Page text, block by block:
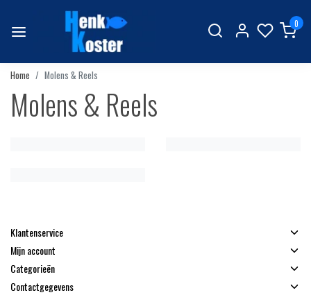
0
Home Molens & Reels
Molens & Reels
Klantenservice
Mijn account
Categorieën
Contactgegevens